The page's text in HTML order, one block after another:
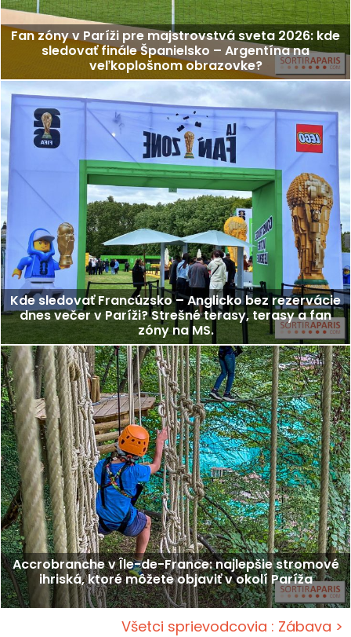
Fan zóny v Paríži pre majstrovstvá sveta 2026: kde
sledovať finále Španielsko – Argentína na
veľkoplošnom obrazovke?
Kde sledovať Francúzsko – Anglicko bez rezervácie
dnes večer v Paríži? Strešné terasy, terasy a fan
zóny na MS.
Accrobranche v Île-de-France: najlepšie stromové
ihriská, ktoré môžete objaviť v okolí Paríža
Všetci sprievodcovia : Zábava >